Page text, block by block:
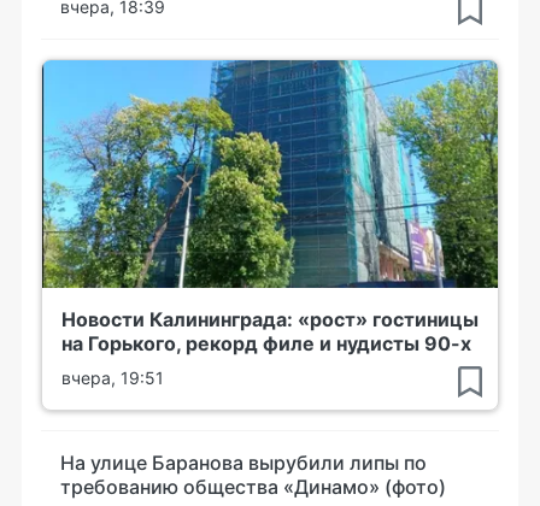
вчера, 18:39
Новости Калининграда: «рост» гостиницы
на Горького, рекорд филе и нудисты 90-х
вчера, 19:51
На улице Баранова вырубили липы по
требованию общества «Динамо» (фото)